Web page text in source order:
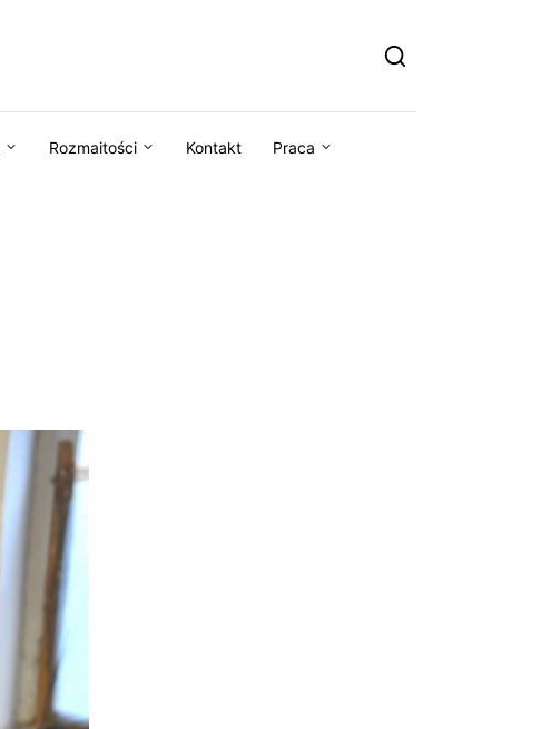
Rozmaitości Kontakt Praca